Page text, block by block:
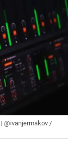
| @ivanjermakov /